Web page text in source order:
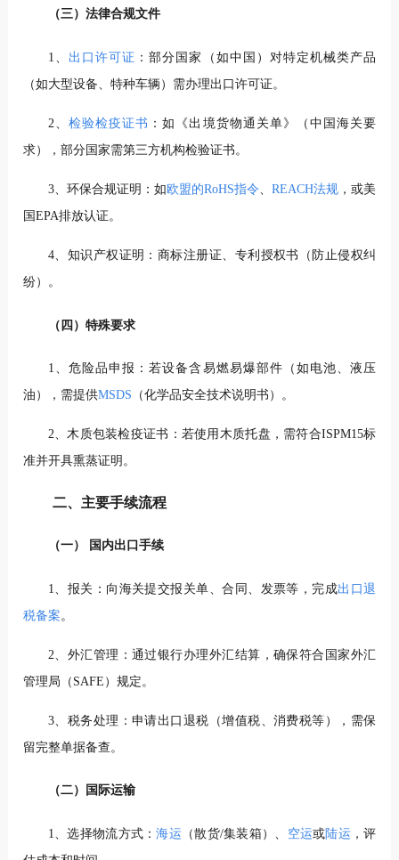
（三）法律合规文件
1、 出口许可证 ：部分国家（如中国）对特定机械类产品
（如大型设备、特种车辆）需办理出口许可证。
2、 检验检疫证书 ：如《出境货物通关单》（中国海关要
求），部分国家需第三方机构检验证书。
3、环保合规证明：如 欧盟的RoHS指令 、REACH法规 ，或美
国EPA排放认证。
4、知识产权证明：商标注册证、专利授权书（防止侵权纠
纷）。
（四）特殊要求
1、危险品申报：若设备含易燃易爆部件（如电池、液压
油），需提供MSDS （化学品安全技术说明书）。
2、木质包装检疫证书：若使用木质托盘，需符合ISPM15标
准并开具熏蒸证明。
二、主要手续流程
（一） 国内出口手续
1、报关：向海关提交报关单、合同、发票等，完成出口退
税备案 。
2、外汇管理：通过银行办理外汇结算，确保符合国家外汇
管理局（SAFE）规定。
3、税务处理：申请出口退税（增值税、消费税等），需保
留完整单据备查。
（二）国际运输
1、选择物流方式：海运 （散货/集装箱）、 空运或陆运 ，评